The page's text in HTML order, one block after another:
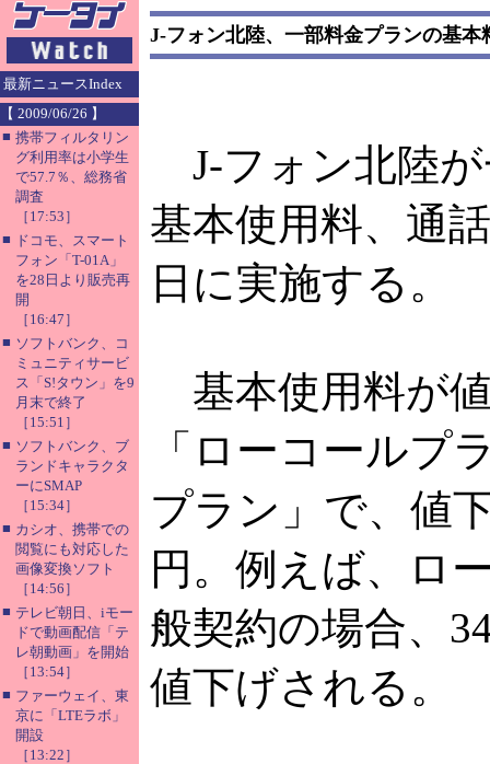
最新ニュースIndex
【 2009/06/26 】
■ 携帯フィルタリン
グ利用率は小学生
で57.7％、総務省
調査
［17:53］
■ ドコモ、スマート
フォン「T-01A」
を28日より販売再
開
［16:47］
■ ソフトバンク、コ
ミュニティサービ
ス「S!タウン」を9
月末で終了
［15:51］
■ ソフトバンク、ブ
ランドキャラクタ
ーにSMAP
［15:34］
■ カシオ、携帯での
閲覧にも対応した
画像変換ソフト
［14:56］
■ テレビ朝日、iモー
ドで動画配信「テ
レ朝動画」を開始
［13:54］
■ ファーウェイ、東
京に「LTEラボ」
開設
［13:22］
J-フォン北陸、一部料金プランの基本
J-フォン北陸
基本使用料、通
日に実施する。
基本使用料が
「ローコールプ
プラン」で、値
円。例えば、ロ
般契約の場合、
値下げされる。